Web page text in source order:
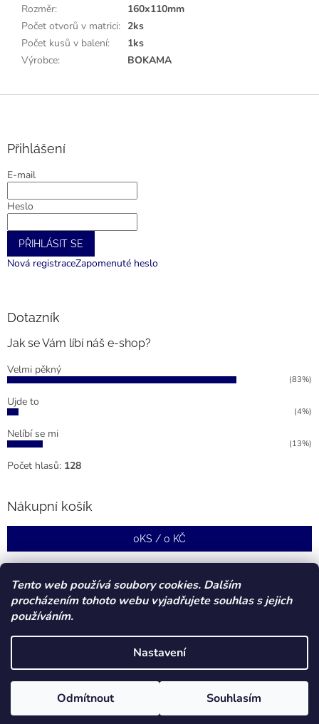
Tento web používá soubory cookies. Dalším
procházením tohoto webu vyjadřujete souhlas s jejich
používáním.
Nastavení
Odmítnout Souhlasím
Rozměr:
160x110mm
Počet otvorů v matrici: 2ks
Počet kusů v balení:
1ks
Výrobce: BOKAMA
Přihlášení
E-mail
Heslo
PŘIHLÁSIT SE
Nová registraceZapomenuté heslo
Dotazník
Jak se Vám líbí náš e-shop?
Velmi pěkný
(83%)
Ujde to
(4%)
Nelíbí se mi
(13%)
Počet hlasů: 128
Nákupní košík
0KS / 0 KČ
Vytvořil Shoptet
Copyright 2026 . Všechna práva vyhrazena.